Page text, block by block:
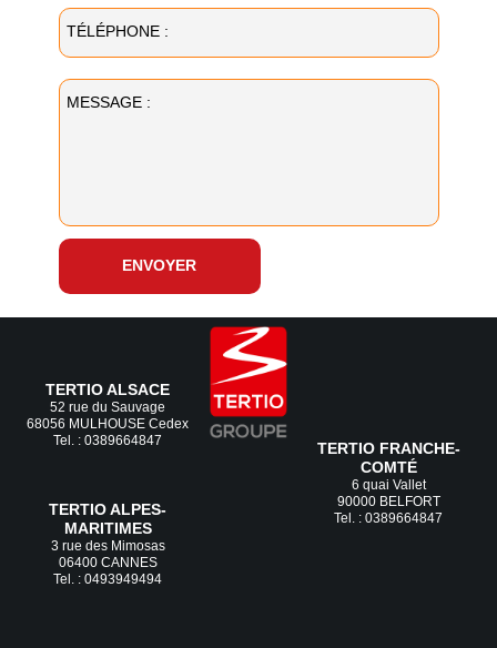
TÉLÉPHONE :
MESSAGE :
ENVOYER
TERTIO ALSACE
52 rue du Sauvage
68056 MULHOUSE Cedex
Tel. : 0389664847
TERTIO ALPES-
MARITIMES
3 rue des Mimosas
06400 CANNES
Tel. : 0493949494
TERTIO FRANCHE-
COMTÉ
6 quai Vallet
90000 BELFORT
Tel. : 0389664847